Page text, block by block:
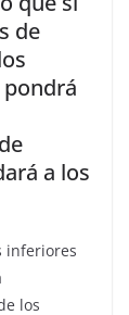
de
a los
inferiores
los